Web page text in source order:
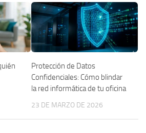
Protección de Datos
Confidenciales: Cómo blindar
la red informática de tu oficina
23 DE MARZO DE 2026